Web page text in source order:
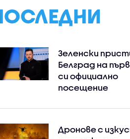
Зеленски
Белград на
си официално
посещение
Дронове с